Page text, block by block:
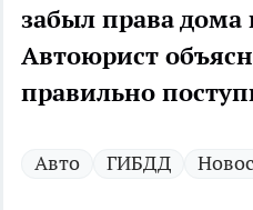
забыл права
Автоюрист
правильно
Авто ГИБДД